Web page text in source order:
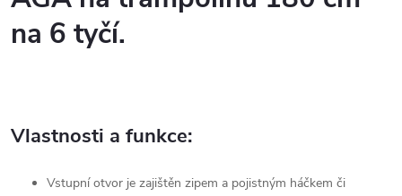
na 6 tyčí.
Vlastnosti a funkce:
Vstupní otvor je zajištěn zipem a pojistným háčkem či